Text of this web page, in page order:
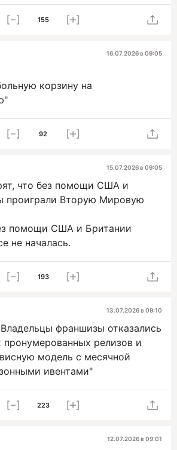
155
16.07.2026 в 09:05
корзину на
92
15.07.2026 в 09:05
что без помощи США и
проиграли Вторую Мировую
помощи США и Британии
не началась.
193
13.07.2026 в 09:10
Владельцы франшизы отказались
пронумерованных релизов и
модель с месячной
ивентами"
223
12.07.2026 в 09:01